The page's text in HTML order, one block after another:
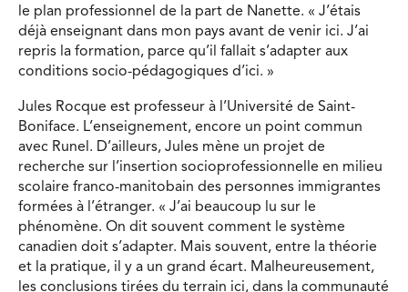
le plan professionnel de la part de Nanette. « J’étais
déjà enseignant dans mon pays avant de venir ici. J’ai
repris la formation, parce qu’il fallait s’adapter aux
conditions socio-pédagogiques d’ici. »
Jules Rocque est professeur à l’Université de Saint-
Boniface. L’enseignement, encore un point commun
avec Runel. D’ailleurs, Jules mène un projet de
recherche sur l’insertion socioprofessionnelle en milieu
scolaire franco-manitobain des personnes immigrantes
formées à l’étranger. « J’ai beaucoup lu sur le
phénomène. On dit souvent comment le système
canadien doit s’adapter. Mais souvent, entre la théorie
et la pratique, il y a un grand écart. Malheureusement,
les conclusions tirées du terrain ici, dans la communauté